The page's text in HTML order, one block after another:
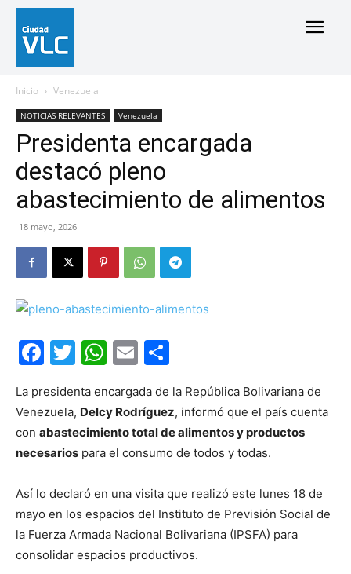
Inicio Venezuela
NOTICIAS RELEVANTES Venezuela
Presidenta encargada
destacó pleno
abastecimiento de alimentos
18 mayo, 2026
Facebook
Twitter
WhatsApp
Email
La presidenta encargada de la República Bolivariana de
Venezuela, Delcy Rodríguez, informó que el país cuenta
con abastecimiento total de alimentos y productos
necesarios para el consumo de todos y todas.
Así lo declaró en una visita que realizó este lunes 18 de
mayo en los espacios del Instituto de Previsión Social de
la Fuerza Armada Nacional Bolivariana (IPSFA) para
consolidar espacios productivos.